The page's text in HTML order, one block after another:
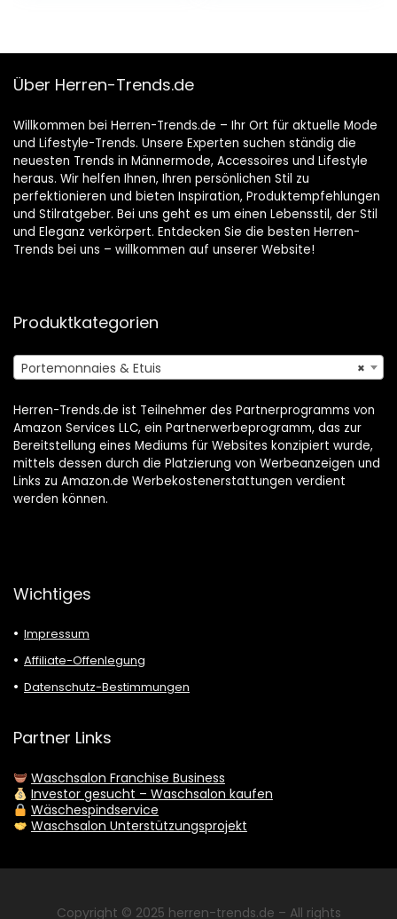
mit Geldclip
Über Herren-Trends.de
Willkommen bei Herren-Trends.de – Ihr Ort für aktuelle Mode
und Lifestyle-Trends. Unsere Experten suchen ständig die
neuesten Trends in Männermode, Accessoires und Lifestyle
heraus. Wir helfen Ihnen, Ihren persönlichen Stil zu
perfektionieren und bieten Inspiration, Produktempfehlungen
und Stilratgeber. Bei uns geht es um einen Lebensstil, der Stil
und Eleganz verkörpert. Entdecken Sie die besten Herren-
Trends bei uns – willkommen auf unserer Website!
Produktkategorien
×
Portemonnaies & Etuis
Herren-Trends.de ist Teilnehmer des Partnerprogramms von
Amazon Services LLC, ein Partnerwerbeprogramm, das zur
Bereitstellung eines Mediums für Websites konzipiert wurde,
mittels dessen durch die Platzierung von Werbeanzeigen und
Links zu Amazon.de Werbekostenerstattungen verdient
werden können.
Wichtiges
Impressum
Affiliate-Offenlegung
Datenschutz-Bestimmungen
Partner Links
Waschsalon Franchise Business
Investor gesucht – Waschsalon kaufen
Wäschespindservice
Waschsalon Unterstützungsprojekt
Copyright © 2025 herren-trends.de – All rights